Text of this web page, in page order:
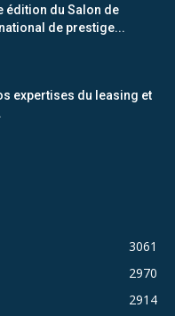
édition du Salon de
de prestige...
expertises du leasing et
3061
2970
2914